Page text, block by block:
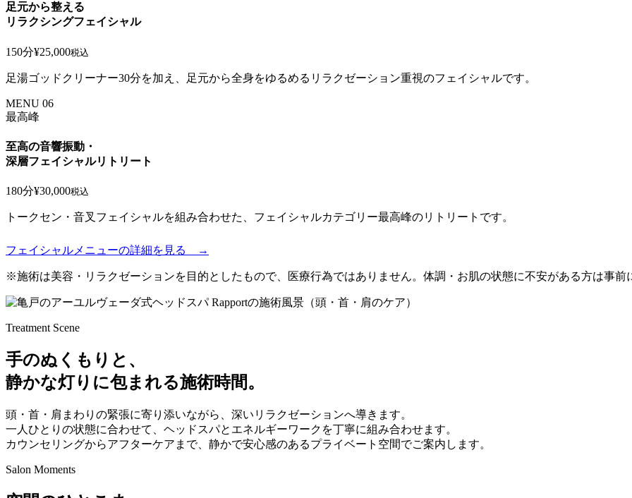
足元から整える
リラクシングフェイシャル
150分¥25,000税込
足湯ゴッドクリーナー30分を加え、足元から全身をゆるめるリラクゼーション重視のフェイシャルです。
MENU 06
最高峰
至高の音響振動・
深層フェイシャルリトリート
180分¥30,000税込
トークセン・音叉フェイシャルを組み合わせた、フェイシャルカテゴリー最高峰のリトリートです。
フェイシャルメニューの詳細を見る →
※施術は美容・リラクゼーションを目的としたもので、医療行為ではありません。体調・お肌の状態に不安がある方は事前
Treatment Scene
手のぬくもりと、
静かな灯りに包まれる施術時間。
頭・首・肩まわりの緊張に寄り添いながら、深いリラクゼーションへ導きます。
一人ひとりの状態に合わせて、ヘッドスパとエネルギーワークを丁寧に組み合わせます。
カウンセリングからアフターケアまで、静かで安心感のあるプライベート空間でご案内します。
Salon Moments